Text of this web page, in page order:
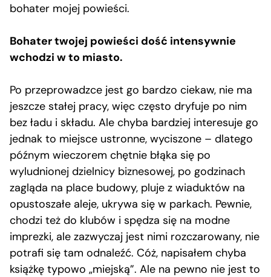
bohater mojej powieści.
Bohater twojej powieści dość intensywnie
wchodzi w to miasto.
Po przeprowadzce jest go bardzo ciekaw, nie ma
jeszcze stałej pracy, więc często dryfuje po nim
bez ładu i składu. Ale chyba bardziej interesuje go
jednak to miejsce ustronne, wyciszone – dlatego
późnym wieczorem chętnie błąka się po
wyludnionej dzielnicy biznesowej, po godzinach
zagląda na place budowy, pluje z wiaduktów na
opustoszałe aleje, ukrywa się w parkach. Pewnie,
chodzi też do klubów i spędza się na modne
imprezki, ale zazwyczaj jest nimi rozczarowany, nie
potrafi się tam odnaleźć. Cóż, napisałem chyba
książkę typowo „miejską”. Ale na pewno nie jest to